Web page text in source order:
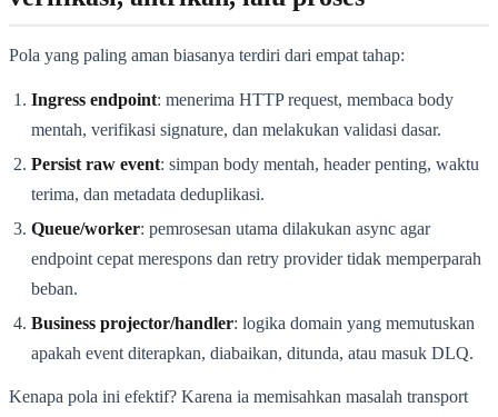
Pola yang paling aman biasanya terdiri dari empat tahap:
Ingress endpoint: menerima HTTP request, membaca body
mentah, verifikasi signature, dan melakukan validasi dasar.
Persist raw event: simpan body mentah, header penting, waktu
terima, dan metadata deduplikasi.
Queue/worker: pemrosesan utama dilakukan async agar
endpoint cepat merespons dan retry provider tidak memperparah
beban.
Business projector/handler: logika domain yang memutuskan
apakah event diterapkan, diabaikan, ditunda, atau masuk DLQ.
Kenapa pola ini efektif? Karena ia memisahkan masalah transport